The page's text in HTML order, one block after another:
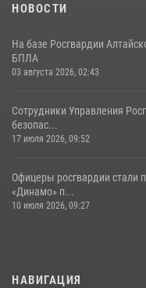
НОВОСТИ
На базе Росгвардии
БПЛА
03 августа 2026, 02:43
Сотрудники Управления
безопас...
17 июля 2026, 09:52
Офицеры росгвардии стали
«Динамо» п...
10 июля 2026, 09:27
НАВИГАЦИЯ